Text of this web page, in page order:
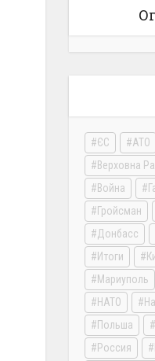
ЄС АТО
Верховна
Война
Гройсман
Донбасс
Итоги
Мариуполь
НАТО
Польша
Россия